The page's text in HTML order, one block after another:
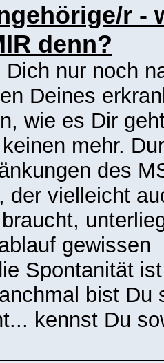
r -
denn?
nur noch
Deines
wie es Dir
mehr.
des
der vielleicht
gewissen
Spontanität ist
bist Du
kennst Du